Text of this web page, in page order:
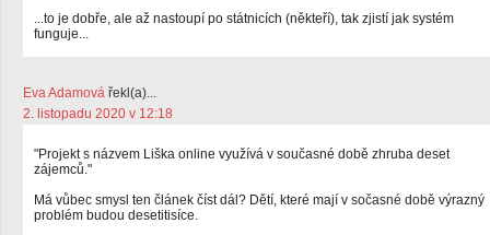
...to je dobře, ale až nastoupí po státnicích (někteří), tak zjistí jak systém
funguje...
Eva Adamová řekl(a)...
2. listopadu 2020 v 12:18
"Projekt s názvem Liška online využívá v současné době zhruba deset
zájemců."
Má vůbec smysl ten článek číst dál? Dětí, které mají v sočasné době výrazný
problém budou desetitisíce.